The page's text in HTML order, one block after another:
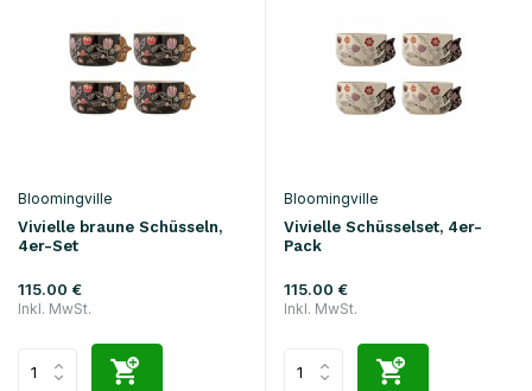
Bloomingville
Vivielle braune Schüsseln,
4er-Set
115.00 €
Inkl. MwSt.
Bloomingville
Vivielle Schüsselset, 4er-
Pack
115.00 €
Inkl. MwSt.